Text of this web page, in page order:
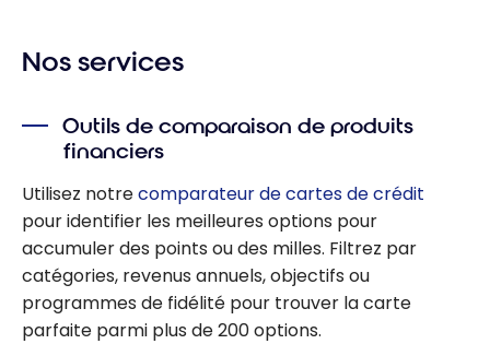
Nos services
Outils de comparaison de produits
financiers
Utilisez notrecomparateur de cartes de crédit
pour identifier les meilleures options pour
accumuler des points ou des milles. Filtrez par
catégories, revenus annuels, objectifs ou
programmes de fidélité pour trouver la carte
parfaite parmi plus de 200 options.